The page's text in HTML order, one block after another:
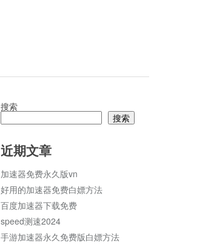
搜索
搜索
近期文章
加速器免费永久版vn
好用的加速器免费白嫖方法
百度加速器下载免费
speed测速2024
手游加速器永久免费版白嫖方法